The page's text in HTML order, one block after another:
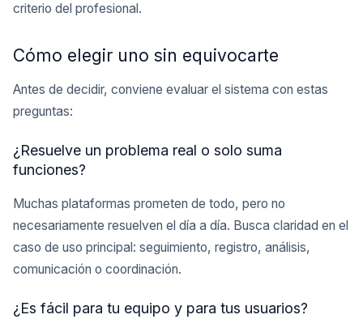
criterio del profesional.
Cómo elegir uno sin equivocarte
Antes de decidir, conviene evaluar el sistema con estas
preguntas:
¿Resuelve un problema real o solo suma
funciones?
Muchas plataformas prometen de todo, pero no
necesariamente resuelven el día a día. Busca claridad en el
caso de uso principal: seguimiento, registro, análisis,
comunicación o coordinación.
¿Es fácil para tu equipo y para tus usuarios?